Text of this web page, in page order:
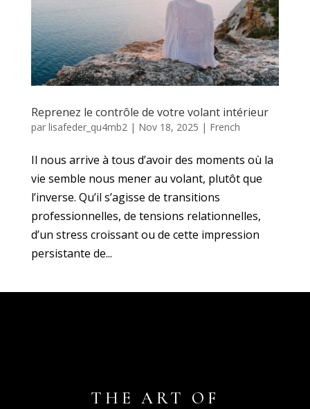
Reprenez le contrôle de votre volant intérieur
par lisafeder_qu4mb2| Nov 18, 2025 | French
Il nous arrive à tous d’avoir des moments où la
vie semble nous mener au volant, plutôt que
l’inverse. Qu’il s’agisse de transitions
professionnelles, de tensions relationnelles,
d’un stress croissant ou de cette impression
persistante de...
THE ART OF